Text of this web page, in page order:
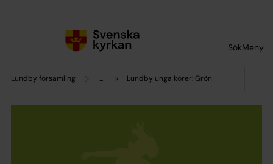
SökMeny
Lundby församling ... Lundby unga körer: Grön